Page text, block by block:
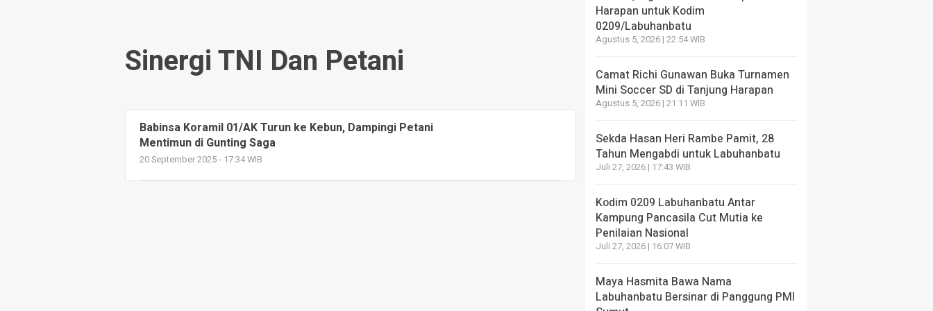
Sinergi TNI Dan Petani
Babinsa Koramil 01/AK Turun ke Kebun, Dampingi Petani
Mentimun di Gunting Saga
20 September 2025 - 17:34 WIB
Harapan untuk Kodim
0209/Labuhanbatu
Agustus 5, 2026 | 22:54 WIB
Camat Richi Gunawan Buka Turnamen
Mini Soccer SD di Tanjung Harapan
Agustus 5, 2026 | 21:11 WIB
Sekda Hasan Heri Rambe Pamit, 28
Tahun Mengabdi untuk Labuhanbatu
Juli 27, 2026 | 17:43 WIB
Kodim 0209 Labuhanbatu Antar
Kampung Pancasila Cut Mutia ke
Penilaian Nasional
Juli 27, 2026 | 16:07 WIB
Maya Hasmita Bawa Nama
Labuhanbatu Bersinar di Panggung PMI